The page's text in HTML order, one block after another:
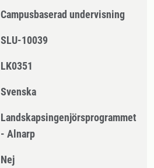
Campusbaserad undervisning
SLU-10039
LK0351
Svenska
Landskapsingenjörsprogrammet
- Alnarp
Nej